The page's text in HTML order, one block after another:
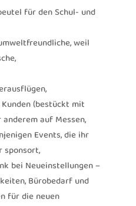
für den Schul- und
weil
(bestückt mit
auf Messen,
Events, die ihr
bei Neueinstellungen –
Bürobedarf und
für die neuen